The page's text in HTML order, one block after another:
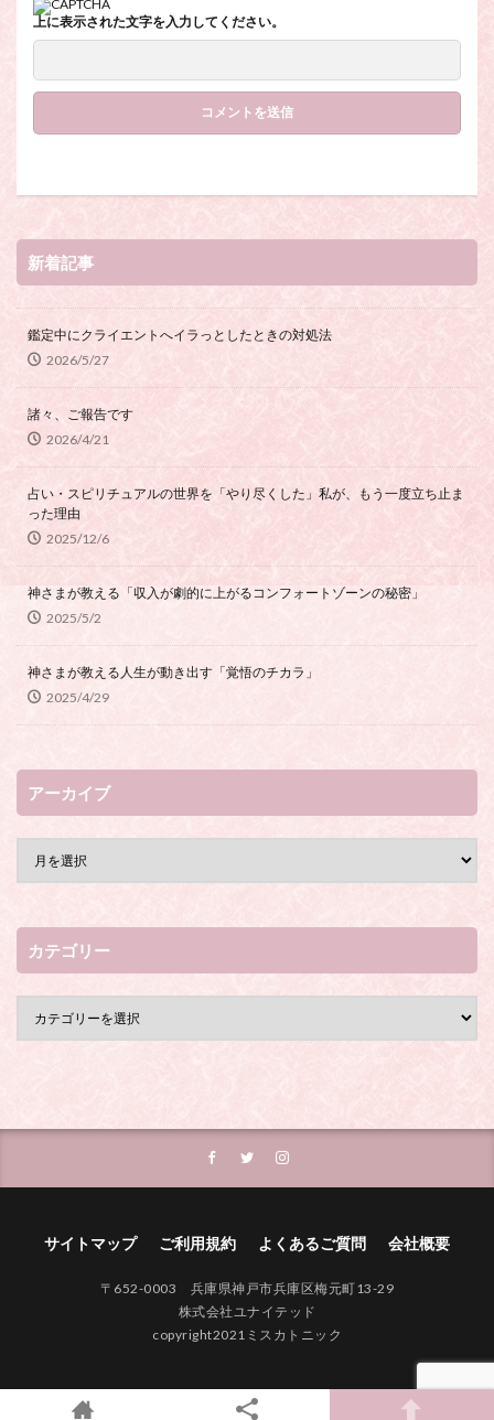
上に表示された文字を入力してください。
新着記事
鑑定中にクライエントへイラっとしたときの対処法
2026/5/27
諸々、ご報告です
2026/4/21
占い・スピリチュアルの世界を「やり尽くした」私が、もう一度立ち止ま
った理由
2025/12/6
神さまが教える「収入が劇的に上がるコンフォートゾーンの秘密」
2025/5/2
神さまが教える人生が動き出す「覚悟のチカラ」
2025/4/29
アーカイブ
カテゴリー
サイトマップ ご利用規約 よくあるご質問 会社概要
〒652-0003 兵庫県神戸市兵庫区梅元町13-29
株式会社ユナイテッド
copyright2021ミスカトニック